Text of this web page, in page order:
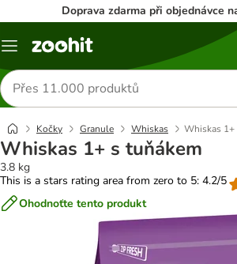
Doprava zdarma při objednávce
Menu
Hledat
produkty
Kočky Granule Whiskas Whiskas 1+
Whiskas 1+ s tuňákem
3.8 kg
This is a stars rating area from zero to 5: 4.2/5
Ohodnoťte tento produkt